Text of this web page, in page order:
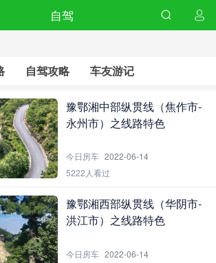
自驾
自驾攻略 车友游记
豫鄂湘中部纵贯线（焦作市-
永州市）之线路特色
今日房车 2022-06-14
5222人看过
豫鄂湘西部纵贯线（华阴市-
洪江市）之线路特色
今日房车 2022-06-14